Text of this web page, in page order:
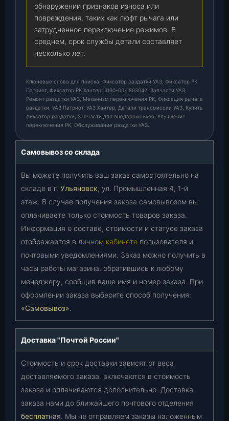
обнаружении признаков износа или
повреждения, таких как люфт рычага или
затрудненное переключение режимов. В
среднем, срок службы детали составляет
несколько лет.
Ключевые слова для поиска: Фиксатор раздатки УАЗ, Фиксатор РК
Патриот, Фиксатор РК Хантер, 3160-00-1803042, Запчасти УАЗ,
Ремонт раздатки УАЗ, Механизм переключения РК, Фиксация рычага
раздатки, УАЗ Патриот, УАЗ Хантер, Детали трансмиссии УАЗ, Купить
фиксатор раздатки, Запчасти для внедорожников, Улучшение
переключения РК, Обслуживание раздатки УАЗ.
Самовывоз со склада
Вы можете получить ваш заказ самостоятельно на
складе в г. Ульяновск, ул. Промышленная 4, 1-й
этаж. В случае получения заказа самовывозом вы
оплачиваете только стоимость товаров заказа.
Информация о составе, стоимости и статусе заказа
отображается в личном кабинете пользователя и
почтовыми уведомлениями. Заказ можно получить в
часы работы магазина, обратившись к любому
менеджеру, сообщив ваше имя и номер заказа. При
оформлении заказа выберите способ получения:
«Самовывоз».
Доставка "Почтой России"
Стоимость и срок доставки зависят от веса
доставляемого заказа, включаются в стоимость
заказа и оплачиваются дополнительно. Доставка
заказа нами до ближайшего почтового отделения
бесплатная. Мы не отправляем заказы наложенным